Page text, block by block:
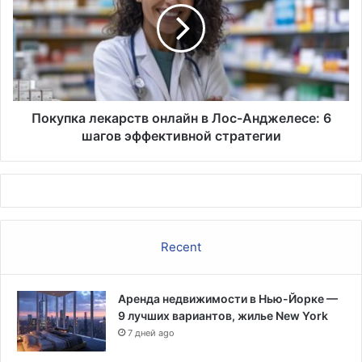
в
Лос-
Анджелесе:
6
шагов
эффективной
стратегии
Покупка лекарств онлайн в Лос-Анджелесе: 6
шагов эффективной стратегии
Recent
Аренда недвижимости в Нью-Йорке —
9 лучших вариантов, жилье New York
7 дней ago